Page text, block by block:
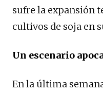
sufre la expansión
cultivos de soja en
Un escenario
En la última